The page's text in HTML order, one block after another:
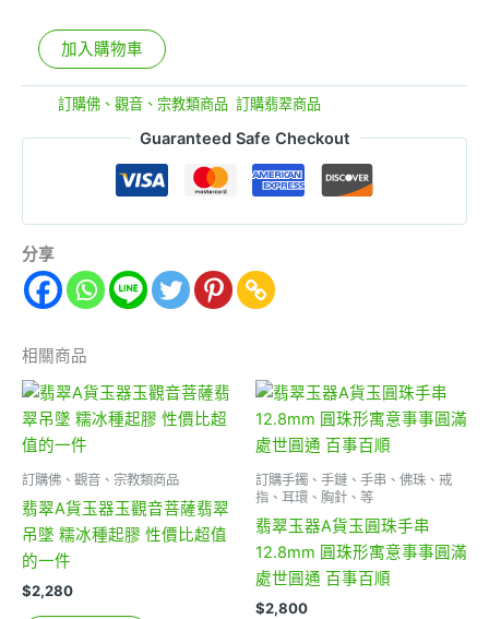
加入購物車
訂購佛、觀音、宗教類商品 訂購翡翠商品
Guaranteed Safe Checkout
分享
相關商品
訂購佛、觀音、宗教類商品
翡翠A貨玉器玉觀音菩薩翡翠
吊墜 糯冰種起膠 性價比超值
的一件
$2,280
訂購手鐲、手鏈、手串、佛珠、戒
指、耳環、胸針、等
翡翠玉器A貨玉圓珠手串
12.8mm 圓珠形寓意事事圓滿
處世圓通 百事百順
$2,800